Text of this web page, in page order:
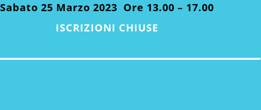
Sabato 25 Marzo 2023 Ore 13.00 – 17.00
ISCRIZIONI CHIUSE